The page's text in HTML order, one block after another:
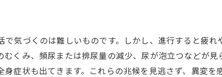
気づくのは難しいものです。しかし、進行すると疲
くみ、頻尿または排尿量の減少、尿が泡立つなどが見
症状も出てきます。これらの兆候を見逃さず、異変を